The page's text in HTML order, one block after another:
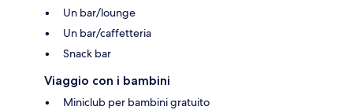
Un bar/lounge
Un bar/caffetteria
Snack bar
Viaggio con i bambini
Miniclub per bambini gratuito